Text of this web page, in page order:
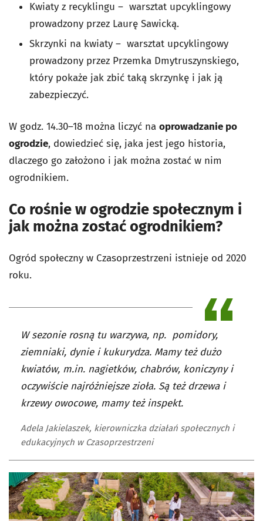
Kwiaty z recyklingu – warsztat upcyklingowy
prowadzony przez Laurę Sawicką.
Skrzynki na kwiaty – warsztat upcyklingowy
prowadzony przez Przemka Dmytruszynskiego,
który pokaże jak zbić taką skrzynkę i jak ją
zabezpieczyć.
W godz. 14.30–18 można liczyć na oprowadzanie po
ogrodzie, dowiedzieć się, jaka jest jego historia,
dlaczego go założono i jak można zostać w nim
ogrodnikiem.
Co rośnie w ogrodzie społecznym i
jak można zostać ogrodnikiem?
Ogród społeczny w Czasoprzestrzeni istnieje od 2020
roku.
W sezonie rosną tu warzywa, np. pomidory,
ziemniaki, dynie i kukurydza. Mamy też dużo
kwiatów, m.in. nagietków, chabrów, koniczyny i
oczywiście najróżniejsze zioła. Są też drzewa i
krzewy owocowe, mamy też inspekt.
Adela Jakielaszek, kierowniczka działań społecznych i
edukacyjnych w Czasoprzestrzeni